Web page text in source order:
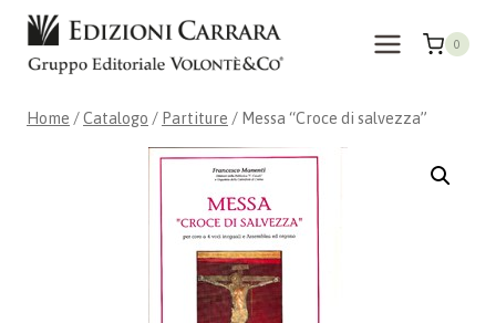
Salta
contenuto
0
Home /Catalogo / Partiture / Messa “Croce di salvezza”